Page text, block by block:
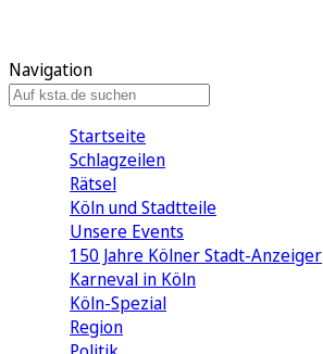
Navigation
Startseite
Schlagzeilen
Rätsel
Köln und Stadtteile
Unsere Events
150 Jahre Kölner Stadt-Anzeiger
Karneval in Köln
Köln-Spezial
Region